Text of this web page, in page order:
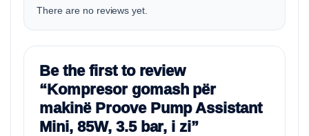
There are no reviews yet.
Be the first to review
“Kompresor gomash për
makinë Proove Pump Assistant
Mini, 85W, 3.5 bar, i zi”